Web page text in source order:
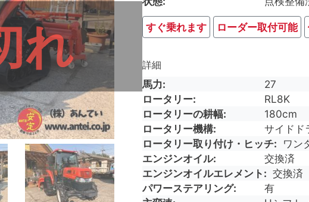
れ すぐ乗れます ローダー取付可能
詳細
馬力
27
ロータリー
RL8K
ロータリーの耕幅
180cm
ロータリー機構
サイドド
ロータリー取り付け・ヒッチ
ワン
エンジンオイル
交換済
エンジンオイルエレメント
交換済
パワーステアリング
有